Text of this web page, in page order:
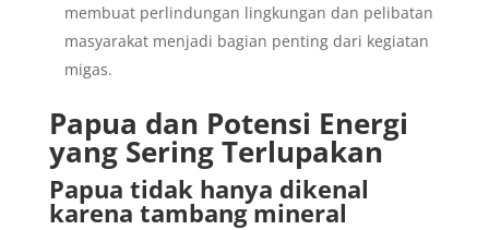
membuat perlindungan lingkungan dan pelibatan
masyarakat menjadi bagian penting dari kegiatan
migas.
Papua dan Potensi Energi
yang Sering Terlupakan
Papua tidak hanya dikenal
karena tambang mineral